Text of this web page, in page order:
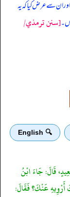
ان سے عرض کیا کہ یہ
[سنن ترمذي/
🔍 English
قَالَ: جَاءَ ابْنُ
عَنْكَ؟ فَقَالَ: